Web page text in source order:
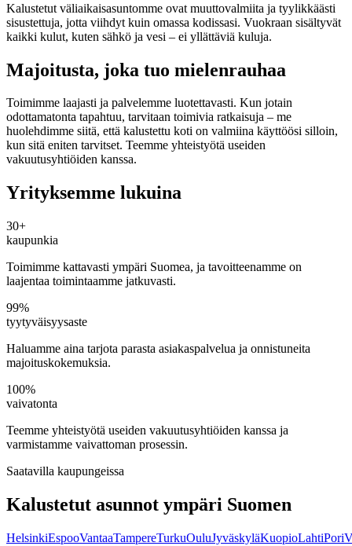
Kalustetut väliaikaisasuntomme ovat muuttovalmiita ja tyylikkäästi
sisustettuja, jotta viihdyt kuin omassa kodissasi. Vuokraan sisältyvät
kaikki kulut, kuten sähkö ja vesi – ei yllättäviä kuluja.
Majoitusta, joka tuo mielenrauhaa
Toimimme laajasti ja palvelemme luotettavasti. Kun jotain
odottamatonta tapahtuu, tarvitaan toimivia ratkaisuja – me
huolehdimme siitä, että kalustettu koti on valmiina käyttöösi silloin,
kun sitä eniten tarvitset. Teemme yhteistyötä useiden
vakuutusyhtiöiden kanssa.
Yrityksemme lukuina
30+
kaupunkia
Toimimme kattavasti ympäri Suomea, ja tavoitteenamme on
laajentaa toimintaamme jatkuvasti.
99%
tyytyväisyysaste
Haluamme aina tarjota parasta asiakaspalvelua ja onnistuneita
majoituskokemuksia.
100%
vaivatonta
Teemme yhteistyötä useiden vakuutusyhtiöiden kanssa ja
varmistamme vaivattoman prosessin.
Saatavilla kaupungeissa
Kalustetut asunnot ympäri Suomen
HelsinkiEspooVantaaTampereTurkuOuluJyväskyläKuopioLahtiPori